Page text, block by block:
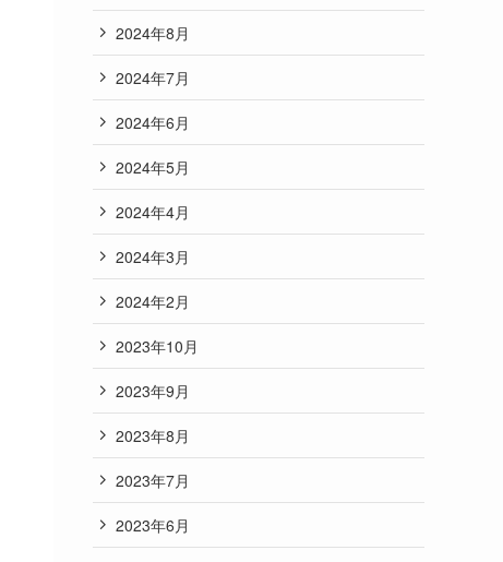
2024年8月
2024年7月
2024年6月
2024年5月
2024年4月
2024年3月
2024年2月
2023年10月
2023年9月
2023年8月
2023年7月
2023年6月